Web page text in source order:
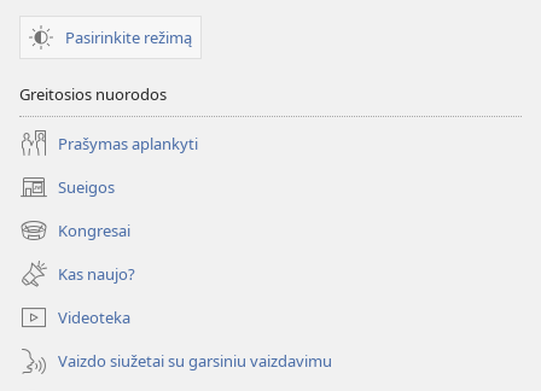
Pasirinkite režimą
Greitosios nuorodos
Prašymas aplankyti
Sueigos
(atsiveria
naujas
langas)
Kongresai
(atsiveria
naujas
langas)
Kas naujo?
Videoteka
Vaizdo siužetai su garsiniu vaizdavimu